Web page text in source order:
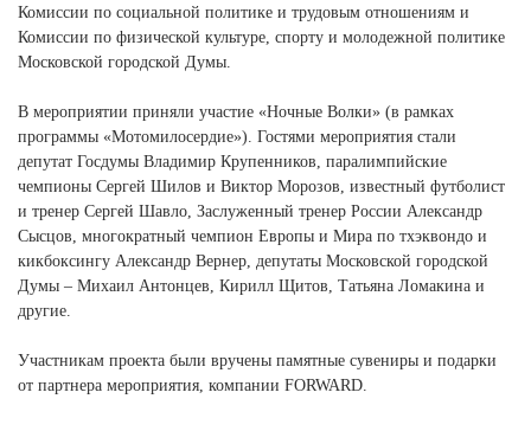
Свердловская область (5)
Северная Осетия (2)
Смоленская область (1)
Томская область (1)
Тульская область (1)
Тюменская область (3)
Хакасия (1)
Ханты-Мансийский автономный округ (3)
Челябинская область (2)
Ярославская область (1)
Комиссии по социальной политике и трудовым отношениям и
Комиссии по физической культуре, спорту и молодежной политике
Московской городской Думы.
В мероприятии приняли участие «Ночные Волки» (в рамках
программы «Мотомилосердие»). Гостями мероприятия стали
депутат Госдумы Владимир Крупенников, паралимпийские
чемпионы Сергей Шилов и Виктор Морозов, известный футболист
и тренер Сергей Шавло, Заслуженный тренер России Александр
Сысцов, многократный чемпион Европы и Мира по тхэквондо и
кикбоксингу Александр Вернер, депутаты Московской городской
Думы – Михаил Антонцев, Кирилл Щитов, Татьяна Ломакина и
другие.
Участникам проекта были вручены памятные сувениры и подарки
от партнера мероприятия, компании FORWARD.